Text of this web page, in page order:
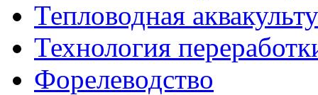
Тепловодная
Технология
Форелеводство